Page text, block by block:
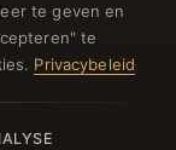
te geven en
te
Privacybeleid